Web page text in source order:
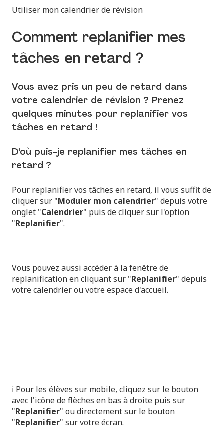
Utiliser mon calendrier de révision
Comment replanifier mes
tâches en retard ?
Vous avez pris un peu de retard dans
votre calendrier de révision ? Prenez
quelques minutes pour replanifier vos
tâches en retard !
D'où puis-je replanifier mes tâches en
retard ?
Pour replanifier vos tâches en retard, il vous suffit de
cliquer sur "Moduler mon calendrier" depuis votre
onglet "Calendrier" puis de cliquer sur l'option
"Replanifier".
Vous pouvez aussi accéder à la fenêtre de
replanification en cliquant sur "Replanifier" depuis
votre calendrier ou votre espace d'accueil.
ℹ️ Pour les élèves sur mobile, cliquez sur le bouton
avec l'icône de flèches en bas à droite puis sur
"Replanifier" ou directement sur le bouton
"Replanifier" sur votre écran.